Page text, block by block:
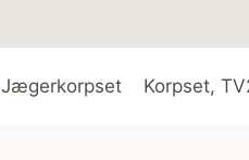
Jægerkorpset Korpset,